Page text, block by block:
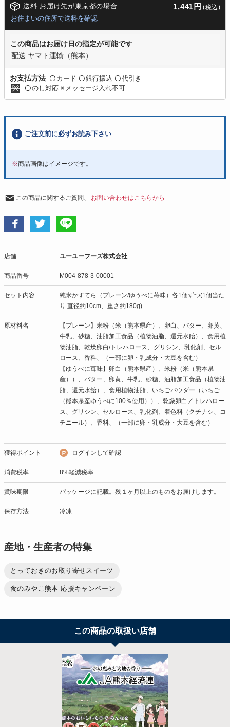
送料 お届け先が東京都の場合 1,441円 (税込)
お住まいの住所で送料を確認
この商品はお届け日の指定が可能です
配送 ヤマト運輸（熊本）
お支払方法 〇 カード 〇銀行振込 〇代引き
〇のし対応 × メッセージ入れ不可
ご注文前に必ずお読み下さい
※商品画像はイメージです。
この商品に関するご質問、 お問い合わせはこちらから
店舗 ユーユーフーズ株式会社
商品番号 M004-878-3-00001
セット内容
純米かすてら（プレーン/ゆうべに苺味）各1個ずつ(1個当た
り 直径約10cm、重さ約180g)
原材料名
【プレーン】米粉（米（熊本県産）、卵白、バター、卵黄、
牛乳、砂糖、油脂加工食品（植物油脂、還元水飴）、食用植
物油脂、乾燥卵白/トレハロース、グリシン、乳化剤、セル
ロース、香料、（一部に卵・乳成分・大豆を含む）
【ゆうべに苺味】卵白（熊本県産）、米粉（米（熊本県
産））、バター、卵黄、牛乳、砂糖、油脂加工食品（植物油
脂、還元水飴）、食用植物油脂、いちごパウダー（いちご
（熊本県産ゆうべに100％使用））、乾燥卵白／トレハロー
ス、グリシン、セルロース、乳化剤、着色料（クチナシ、コ
チニール）、香料、（一部に卵・乳成分・大豆を含む）
獲得ポイント ログインして確認
消費税率 8%軽減税率
賞味期限 パッケージに記載。残１ヶ月以上のものをお届けします。
保存方法 冷凍
産地・生産者の特集
とっておきのお取り寄せスイーツ
食のみやこ熊本 応援キャンペーン
この商品の取扱い店舗